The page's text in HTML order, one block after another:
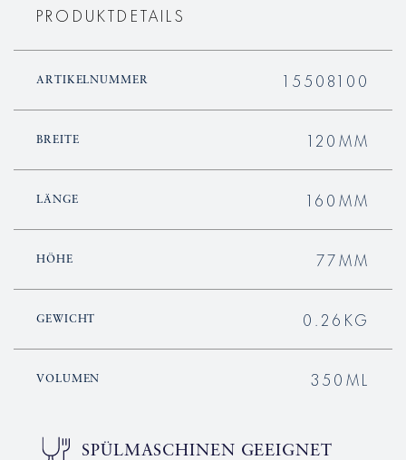
PRODUKTDETAILS
ARTIKELNUMMER 15508100
BREITE 120MM
LÄNGE 160MM
HÖHE 77MM
GEWICHT 0.26KG
VOLUMEN 350ML
SPÜLMASCHINEN GEEIGNET